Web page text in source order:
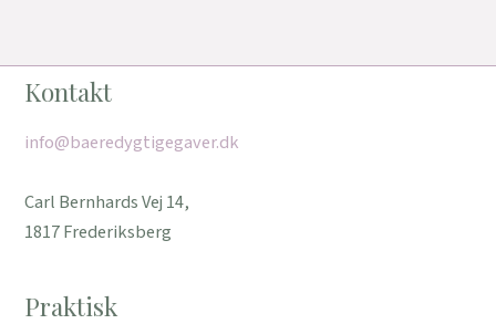
Kontakt
info@baeredygtigegaver.dk
Carl Bernhards Vej 14,
1817 Frederiksberg
Praktisk